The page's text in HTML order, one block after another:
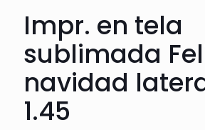
Impr. en tela
sublimada
navidad
1.45